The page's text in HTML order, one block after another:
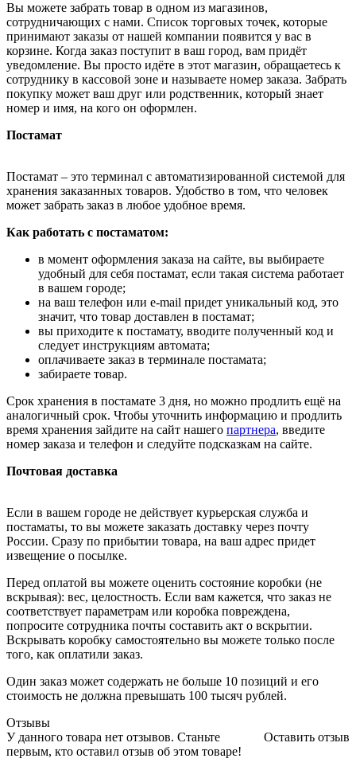
Вы можете забрать товар в одном из магазинов,
сотрудничающих с нами. Список торговых точек, которые
принимают заказы от нашей компании появится у вас в
корзине. Когда заказ поступит в ваш город, вам придёт
уведомление. Вы просто идёте в этот магазин, обращаетесь к
сотруднику в кассовой зоне и называете номер заказа. Забрать
покупку может ваш друг или родственник, который знает
номер и имя, на кого он оформлен.
Постамат
Постамат – это терминал с автоматизированной системой для
хранения заказанных товаров. Удобство в том, что человек
может забрать заказ в любое удобное время.
Как работать с постаматом:
в момент оформления заказа на сайте, вы выбираете
удобный для себя постамат, если такая система работает
в вашем городе;
на ваш телефон или e-mail придет уникальный код, это
значит, что товар доставлен в постамат;
вы приходите к постамату, вводите полученный код и
следует инструкциям автомата;
оплачиваете заказ в терминале постамата;
забираете товар.
Срок хранения в постамате 3 дня, но можно продлить ещё на
аналогичный срок. Чтобы уточнить информацию и продлить
время хранения зайдите на сайт нашего партнера, введите
номер заказа и телефон и следуйте подсказкам на сайте.
Почтовая доставка
Если в вашем городе не действует курьерская служба и
постаматы, то вы можете заказать доставку через почту
России. Сразу по прибытии товара, на ваш адрес придет
извещение о посылке.
Перед оплатой вы можете оценить состояние коробки (не
вскрывая): вес, целостность. Если вам кажется, что заказ не
соответствует параметрам или коробка повреждена,
попросите сотрудника почты составить акт о вскрытии.
Вскрывать коробку самостоятельно вы можете только после
того, как оплатили заказ.
Один заказ может содержать не больше 10 позиций и его
стоимость не должна превышать 100 тысяч рублей.
Отзывы
Оставить отзыв
У данного товара нет отзывов. Станьте
первым, кто оставил отзыв об этом товаре!